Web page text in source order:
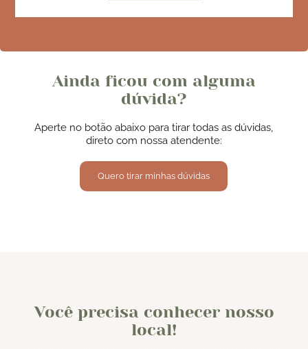
Ainda ficou com alguma
dúvida?
Aperte no botão abaixo para tirar todas as dúvidas,
direto com nossa atendente:
Quero tirar minhas dúvidas
Você precisa conhecer nosso
local!